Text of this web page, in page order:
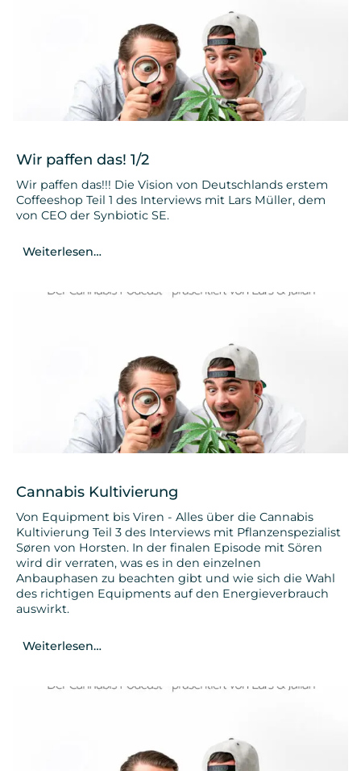
Wir paffen das! 1/2
Wir paffen das!!! Die Vision von Deutschlands erstem
Coffeeshop Teil 1 des Interviews mit Lars Müller, dem
von CEO der Synbiotic SE.
Weiterlesen…
Cannabis Kultivierung
Von Equipment bis Viren - Alles über die Cannabis
Kultivierung Teil 3 des Interviews mit Pflanzenspezialist
Søren von Horsten. In der finalen Episode mit Sören
wird dir verraten, was es in den einzelnen
Anbauphasen zu beachten gibt und wie sich die Wahl
des richtigen Equipments auf den Energieverbrauch
auswirkt.
Weiterlesen…